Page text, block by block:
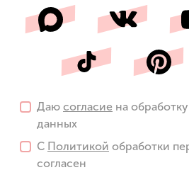
Даю согласие на
данных
С Политикой обработки
согласен